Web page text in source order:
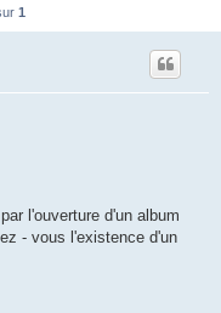
1
l'ouverture d'un album
- vous l'existence d'un